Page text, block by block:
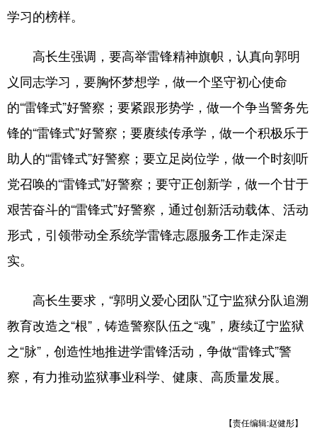
学习的榜样。
高长生强调，要高举雷锋精神旗帜，认真向郭明
义同志学习，要胸怀梦想学，做一个坚守初心使命
的“雷锋式”好警察；要紧跟形势学，做一个争当警务先
锋的“雷锋式”好警察；要赓续传承学，做一个积极乐于
助人的“雷锋式”好警察；要立足岗位学，做一个时刻听
党召唤的“雷锋式”好警察；要守正创新学，做一个甘于
艰苦奋斗的“雷锋式”好警察，通过创新活动载体、活动
形式，引领带动全系统学雷锋志愿服务工作走深走
实。
高长生要求，“郭明义爱心团队”辽宁监狱分队追溯
教育改造之“根”，铸造警察队伍之“魂”，赓续辽宁监狱
之“脉”，创造性地推进学雷锋活动，争做“雷锋式”警
察，有力推动监狱事业科学、健康、高质量发展。
【责任编辑:赵健彤】